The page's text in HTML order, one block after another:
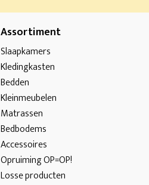
Assortiment
Slaapkamers
Kledingkasten
Bedden
Kleinmeubelen
Matrassen
Bedbodems
Accessoires
Opruiming OP=OP!
Losse producten